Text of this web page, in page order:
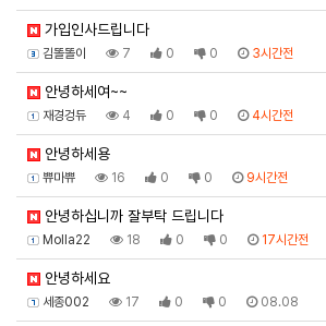
가입인사드립니다
김똘똘이 7 0 0 3시간전
안녕하세여~~
재경겅듀 4 0 0 4시간전
안녕하세용
쀼마쀼 16 0 0 9시간전
안녕하십니까 잘부탁 드립니다
Molla22 18 0 0 17시간전
안녕하세요
세종002 17 0 0 08.08